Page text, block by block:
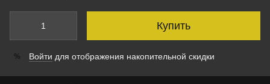
Купить
% Войти для отображения накопительной скидки